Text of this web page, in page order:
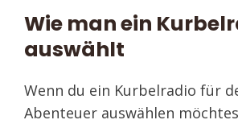
Wie man ein
auswählt
Wenn du ein Kurbelradio für
Abenteuer auswählen